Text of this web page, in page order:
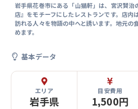
岩手県花巻市にある「山猫軒」は、宮沢賢治
店』をモチーフにしたレストランです。店内
訪れる人々を物語の中へと誘います。地元の
めます。
基本データ
エリア
岩手県
目安費用
1,500円